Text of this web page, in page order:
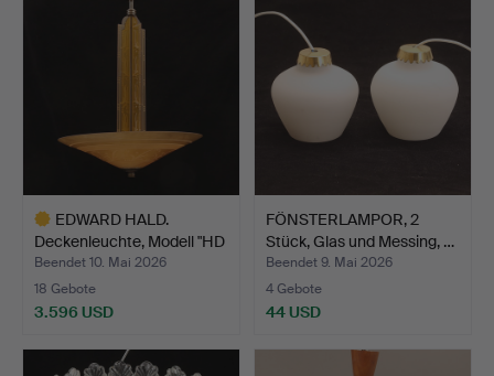
EDWARD HALD.
Deckenleuchte, Modell "HD
615…
Beendet 10. Mai 2026
18 Gebote
3.596 USD
FÖNSTERLAMPOR, 2
Stück, Glas und Messing, …
Beendet 9. Mai 2026
4 Gebote
44 USD